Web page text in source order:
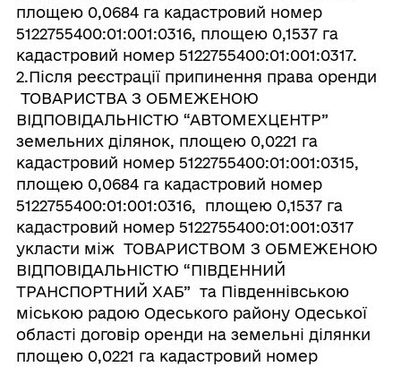
площею 0,0684 га кадастровий номер
5122755400:01:001:0316, площею 0,1537 га
кадастровий номер 5122755400:01:001:0317.
2.Після реєстрації припинення права оренди
ТОВАРИСТВА З ОБМЕЖЕНОЮ
ВІДПОВІДАЛЬНІСТЮ “АВТОМЕХЦЕНТР”
земельних ділянок, площею 0,0221 га
кадастровий номер 5122755400:01:001:0315,
площею 0,0684 га кадастровий номер
5122755400:01:001:0316, площею 0,1537 га
кадастровий номер 5122755400:01:001:0317
укласти між ТОВАРИСТВОМ З ОБМЕЖЕНОЮ
ВІДПОВІДАЛЬНІСТЮ “ПІВДЕННИЙ
ТРАНСПОРТНИЙ ХАБ” та Південнівською
міською радою Одеського району Одеської
області договір оренди на земельні ділянки
площею 0,0221 га кадастровий номер